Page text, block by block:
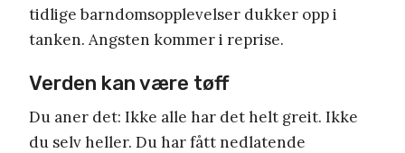
tidlige barndomsopplevelser dukker opp i
tanken. Angsten kommer i reprise.
Verden kan være tøff
Du aner det: Ikke alle har det helt greit. Ikke
du selv heller. Du har fått nedlatende